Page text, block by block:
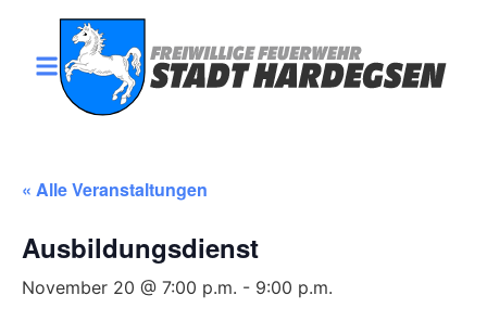
« Alle Veranstaltungen
Ausbildungsdienst
November 20 @ 7:00 p.m. - 9:00 p.m.